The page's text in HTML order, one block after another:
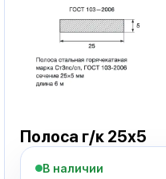
Полоса г/к 25х5
В наличии